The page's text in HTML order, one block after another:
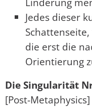
Jedes dieser
die erst die
Orientierung
Die Singularität
[Post-